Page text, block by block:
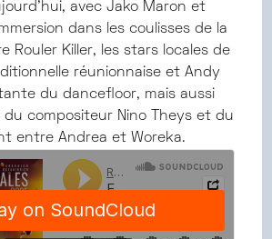
avec Jako Maron et
dans les coulisses de la
Rouler Killer, les stars locales de
réunionnaise et Andy
du dancefloor, mais aussi
du compositeur Nino Theys et du
entre Andrea et Woreka.